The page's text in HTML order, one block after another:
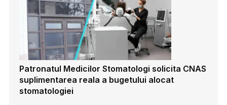
Patronatul Medicilor Stomatologi solicita CNAS
suplimentarea reala a bugetului alocat
stomatologiei